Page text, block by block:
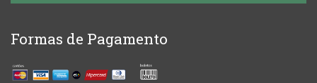
Formas de Pagamento